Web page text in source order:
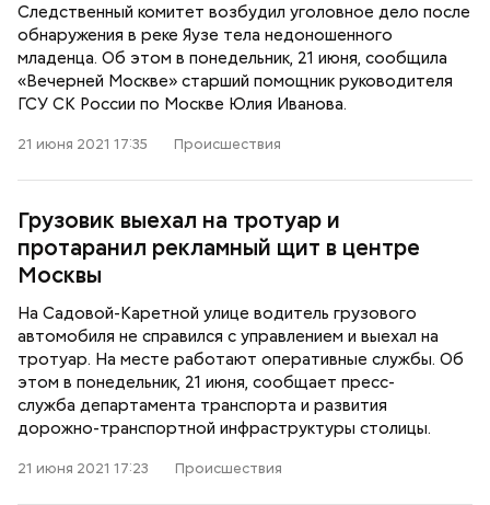
Следственный комитет возбудил уголовное дело после
обнаружения в реке Яузе тела недоношенного
младенца. Об этом в понедельник, 21 июня, сообщила
«Вечерней Москве» старший помощник руководителя
ГСУ СК России по Москве Юлия Иванова.
21 июня 2021 17:35 Происшествия
Грузовик выехал на тротуар и
протаранил рекламный щит в центре
Москвы
На Садовой-Каретной улице водитель грузового
автомобиля не справился с управлением и выехал на
тротуар. На месте работают оперативные службы. Об
этом в понедельник, 21 июня, сообщает пресс-
служба департамента транспорта и развития
дорожно-транспортной инфраструктуры столицы.
21 июня 2021 17:23 Происшествия